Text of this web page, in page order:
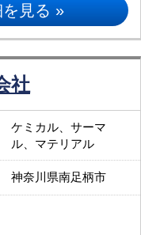
見る »
社
ケミカル、サーマ
ル、マテリアル
神奈川県南足柄市